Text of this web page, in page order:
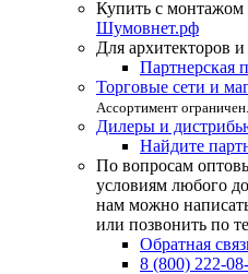
Купить с монтажом
Шумовнет.рф
Для архитекторов
Партнерская
Торговые сети и
Ассортимент ограничен.
Дилеры и
Найдите
По вопросам
условиям любого
нам можно
или позвонить по
Обратная
8 (800) 222-